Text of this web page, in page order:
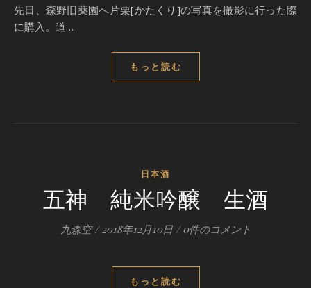
先日、森野旧薬園へ片栗[かたくり]の写真を撮影に行った際
に購入。道…
もっと読む
日本酒
五神 純米吟醸 生酒
九森空 / 2018年12月10日 / 0件のコメント
もっと読む